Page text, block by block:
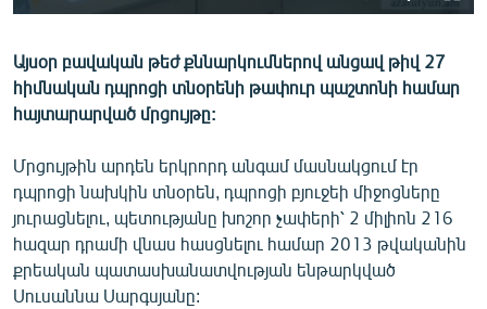
ԱՐԽԻՎ
ՏԵՍԱՆՅՈՒԹԵՐ
ՁԳՏԵԼՈՎ ԼԱՎԱԳՈՒՅՆԻՆ
ՓՈԴՔԱՍԹ
Հայերեն
Այսօր բավական թեժ քննարկումներով անցավ թիվ 27
հիմնական դպրոցի տնօրենի թափուր պաշտոնի համար
հայտարարված մրցույթը:
Մրցույթին արդեն երկրորդ անգամ մասնակցում էր
դպրոցի նախկին տնօրեն, դպրոցի բյուջեի միջոցները
յուրացնելու, պետությանը խոշոր չափերի՝ 2 միլիոն 216
հազար դրամի վնաս հասցնելու համար 2013 թվականին
քրեական պատասխանատվության ենթարկված
Սուսաննա Սարգսյանը: